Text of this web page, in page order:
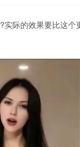
际的效果要比这